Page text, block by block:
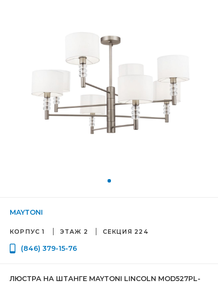
MAYTONI
КОРПУС 1 ЭТАЖ 2 СЕКЦИЯ 224
(846) 379-15-76
ЛЮСТРА НА ШТАНГЕ MAYTONI LINCOLN MOD527PL-